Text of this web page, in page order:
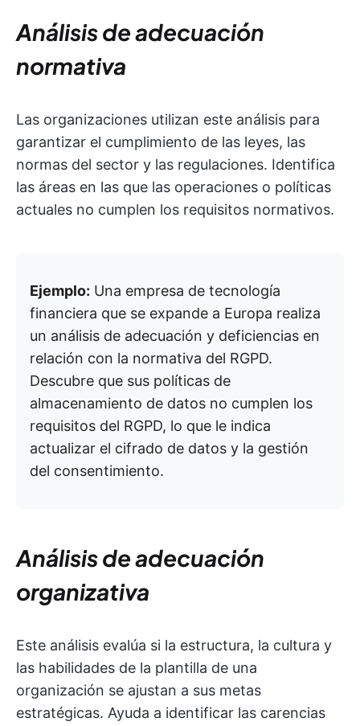
Análisis de adecuación
normativa
Las organizaciones utilizan este análisis para
garantizar el cumplimiento de las leyes, las
normas del sector y las regulaciones. Identifica
las áreas en las que las operaciones o políticas
actuales no cumplen los requisitos normativos.
Ejemplo: Una empresa de tecnología
financiera que se expande a Europa realiza
un análisis de adecuación y deficiencias en
relación con la normativa del RGPD.
Descubre que sus políticas de
almacenamiento de datos no cumplen los
requisitos del RGPD, lo que le indica
actualizar el cifrado de datos y la gestión
del consentimiento.
Análisis de adecuación
organizativa
Este análisis evalúa si la estructura, la cultura y
las habilidades de la plantilla de una
organización se ajustan a sus metas
estratégicas. Ayuda a identificar las carencias